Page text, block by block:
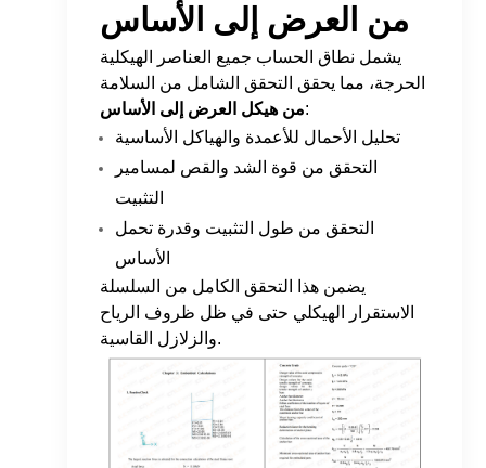
من العرض إلى الأساس
يشمل نطاق الحساب جميع العناصر الهيكلية
الحرجة، مما يحقق التحقق الشامل من السلامة
من هيكل العرض إلى الأساس:
تحليل الأحمال للأعمدة والهياكل الأساسية
التحقق من قوة الشد والقص لمسامير
التثبيت
التحقق من طول التثبيت وقدرة تحمل
الأساس
يضمن هذا التحقق الكامل من السلسلة
الاستقرار الهيكلي حتى في ظل ظروف الرياح
والزلازل القاسية.